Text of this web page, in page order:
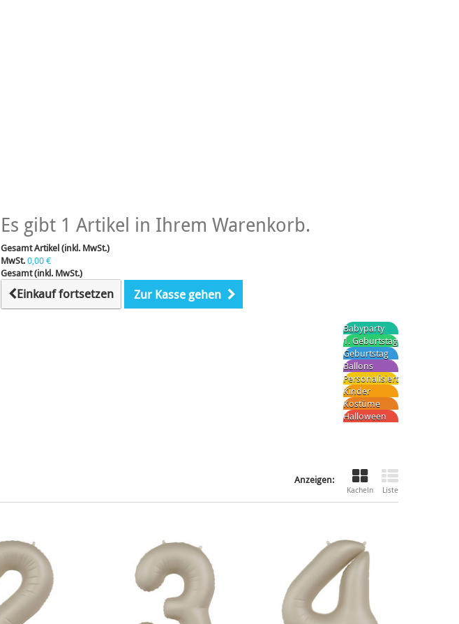
Es gibt 1 Artikel in Ihrem Warenkorb.
Gesamt Artikel (inkl. MwSt.)
MwSt.0,00 €
Gesamt (inkl. MwSt.)
Einkauf fortsetzen Zur Kasse gehen
Babyparty
1. Geburtstag
Geburtstag
Ballons
Personalisiert
Kinder
Kostüme
Halloween
Anzeigen:
Kacheln Liste